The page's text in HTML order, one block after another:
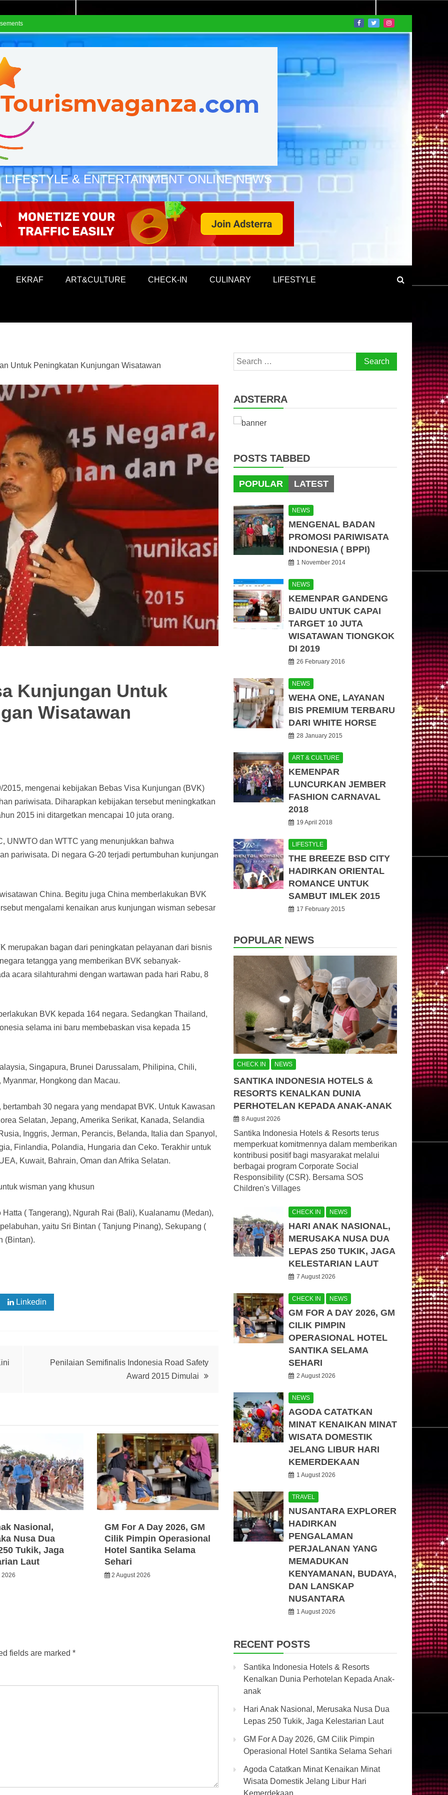
LIFESTYLE & ENTERTAINMENT ONLINE NEWS
EKRAF ART&CULTURE CHECK-IN CULINARY LIFESTYLE
Untuk Peningkatan Kunjungan Wisatawan
Kunjungan Untuk
Wisatawan
mengenai kebijakan Bebas Visa Kunjungan (BVK)
pariwisata. Diharapkan kebijakan tersebut meningkatkan
2015 ini ditargetkan mencapai 10 juta orang.
UNWTO dan WTTC yang menunjukkan bahwa
pariwisata. Di negara G-20 terjadi pertumbuhan kunjungan
China. Begitu juga China memberlakukan BVK
mengalami kenaikan arus kunjungan wisman sebesar
merupakan bagan dari peningkatan pelayanan dari bisnis
tetangga yang memberikan BVK sebanyak-
acara silahturahmi dengan wartawan pada hari Rabu, 8
BVK kepada 164 negara. Sedangkan Thailand,
selama ini baru membebaskan visa kepada 15
Singapura, Brunei Darussalam, Philipina, Chili,
Hongkong dan Macau.
30 negara yang mendapat BVK. Untuk Kawasan
Selatan, Jepang, Amerika Serikat, Kanada, Selandia
Inggris, Jerman, Perancis, Belanda, Italia dan Spanyol,
Finlandia, Polandia, Hungaria dan Ceko. Terakhir untuk
Kuwait, Bahrain, Oman dan Afrika Selatan.
wisman yang khusun
( Tangerang), Ngurah Rai (Bali), Kualanamu (Medan),
yaitu Sri Bintan ( Tanjung Pinang), Sekupang (
(Bintan).
Linkedin
Penilaian Semifinalis Indonesia Road Safety
Award 2015 Dimulai
Nasional,
Nusa Dua
Tukik, Jaga
Laut
2026
GM For A Day 2026, GM
Cilik Pimpin Operasional
Hotel Santika Selama
Sehari
2 August 2026
fields are marked *
Search
for:
ADSTERRA
POSTS TABBED
POPULAR LATEST
NEWS
MENGENAL BADAN
PROMOSI PARIWISATA
INDONESIA ( BPPI)
1 November 2014
NEWS
KEMENPAR GANDENG
BAIDU UNTUK CAPAI
TARGET 10 JUTA
WISATAWAN TIONGKOK
DI 2019
26 February 2016
NEWS
WEHA ONE, LAYANAN
BIS PREMIUM TERBARU
DARI WHITE HORSE
28 January 2015
ART & CULTURE
KEMENPAR
LUNCURKAN JEMBER
FASHION CARNAVAL
2018
19 April 2018
LIFESTYLE
THE BREEZE BSD CITY
HADIRKAN ORIENTAL
ROMANCE UNTUK
SAMBUT IMLEK 2015
17 February 2015
POPULAR NEWS
CHECK IN NEWS
SANTIKA INDONESIA HOTELS &
RESORTS KENALKAN DUNIA
PERHOTELAN KEPADA ANAK-ANAK
8 August 2026
Santika Indonesia Hotels & Resorts terus
memperkuat komitmennya dalam memberikan
kontribusi positif bagi masyarakat melalui
berbagai program Corporate Social
Responsibility (CSR). Bersama SOS
Children's Villages
CHECK IN NEWS
HARI ANAK NASIONAL,
MERUSAKA NUSA DUA
LEPAS 250 TUKIK, JAGA
KELESTARIAN LAUT
7 August 2026
CHECK IN NEWS
GM FOR A DAY 2026, GM
CILIK PIMPIN
OPERASIONAL HOTEL
SANTIKA SELAMA
SEHARI
2 August 2026
NEWS
AGODA CATATKAN
MINAT KENAIKAN MINAT
WISATA DOMESTIK
JELANG LIBUR HARI
KEMERDEKAAN
1 August 2026
TRAVEL
NUSANTARA EXPLORER
HADIRKAN
PENGALAMAN
PERJALANAN YANG
MEMADUKAN
KENYAMANAN, BUDAYA,
DAN LANSKAP
NUSANTARA
1 August 2026
RECENT POSTS
Santika Indonesia Hotels & Resorts
Kenalkan Dunia Perhotelan Kepada Anak-
anak
Hari Anak Nasional, Merusaka Nusa Dua
Lepas 250 Tukik, Jaga Kelestarian Laut
GM For A Day 2026, GM Cilik Pimpin
Operasional Hotel Santika Selama Sehari
Agoda Catatkan Minat Kenaikan Minat
Wisata Domestik Jelang Libur Hari